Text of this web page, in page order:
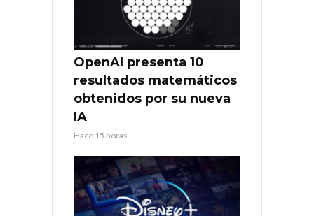
OpenAI presenta 10
resultados matemáticos
obtenidos por su nueva
IA
Hace 15 horas